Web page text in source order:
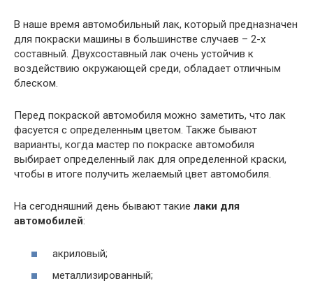
В наше время автомобильный лак, который предназначен
для покраски машины в большинстве случаев – 2-х
составный. Двухсоставный лак очень устойчив к
воздействию окружающей среди, обладает отличным
блеском.
Перед покраской автомобиля можно заметить, что лак
фасуется с определенным цветом. Также бывают
варианты, когда мастер по покраске автомобиля
выбирает определенный лак для определенной краски,
чтобы в итоге получить желаемый цвет автомобиля.
На сегодняшний день бывают такие лаки для
автомобилей:
акриловый;
металлизированный;